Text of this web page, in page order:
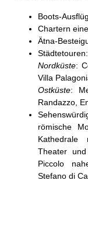
Boots-
Chartern
Ätna-
Städtetouren:
Nordküste:
Villa
Ostküste:
Randazzo,
römische
Kathedrale
Theater und
Piccolo
Stefano di